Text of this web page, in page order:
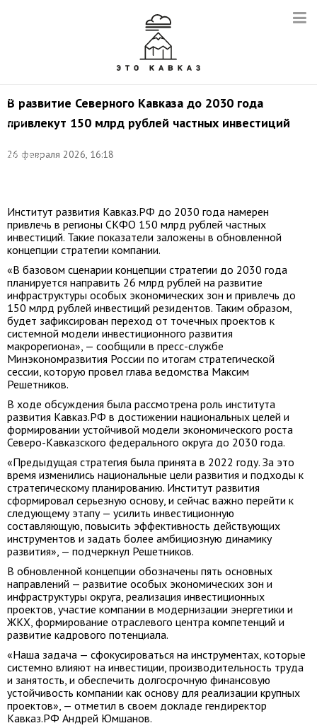
В развитие Северного Кавказа до 2030 года
привлекут 150 млрд рублей частных инвестиций
26 февраля 2026, 16:18
Фото:
©
сайт
Министерства
развития
Институт развития Кавказ.РФ до 2030 года намерен
привлечь в регионы СКФО 150 млрд рублей частных
инвестиций. Такие показатели заложены в обновленной
концепции стратегии компании.
«В базовом сценарии концепции стратегии до 2030 года
планируется направить 26 млрд рублей на развитие
инфраструктуры особых экономических зон и привлечь до
150 млрд рублей инвестиций резидентов. Таким образом,
будет зафиксирован переход от точечных проектов к
системной модели инвестиционного развития
макрорегиона», — сообщили в пресс-службе
Минэкономразвития России по итогам стратегической
сессии, которую провел глава ведомства Максим
Решетников.
В ходе обсуждения была рассмотрена роль института
развития Кавказ.РФ в достижении национальных целей и
формировании устойчивой модели экономического роста
Северо-Кавказского федерального округа до 2030 года.
«Предыдущая стратегия была принята в 2022 году. За это
время изменились национальные цели развития и подходы к
стратегическому планированию. Институт развития
сформировал серьезную основу, и сейчас важно перейти к
следующему этапу — усилить инвестиционную
составляющую, повысить эффективность действующих
инструментов и задать более амбициозную динамику
развития», — подчеркнул Решетников.
В обновленной концепции обозначены пять основных
направлений — развитие особых экономических зон и
инфраструктуры округа, реализация инвестиционных
проектов, участие компании в модернизации энергетики и
ЖКХ, формирование отраслевого центра компетенций и
развитие кадрового потенциала.
«Наша задача — сфокусироваться на инструментах, которые
системно влияют на инвестиции, производительность труда
и занятость, и обеспечить долгосрочную финансовую
устойчивость компании как основу для реализации крупных
проектов», — отметил в своем докладе гендиректор
Кавказ.РФ Андрей Юмшанов.